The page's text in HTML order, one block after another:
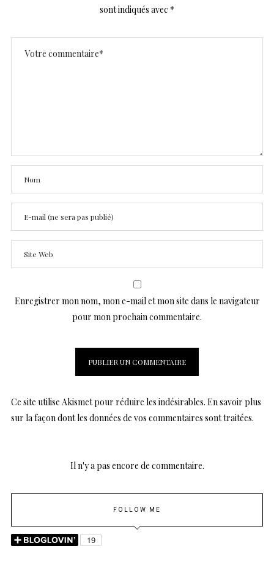
sont indiqués avec *
Enregistrer mon nom, mon e-mail et mon site dans le navigateur
pour mon prochain commentaire.
Ce site utilise Akismet pour réduire les indésirables. En savoir plus
sur la façon dont les données de vos commentaires sont traitées.
Il n'y a pas encore de commentaire.
FOLLOW ME